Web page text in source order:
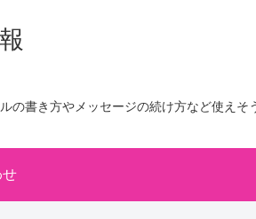
書き方やメッセージの続け方など使えそ
せ